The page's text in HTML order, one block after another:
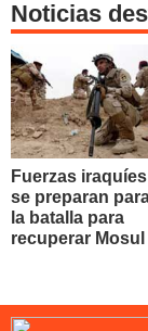
Noticias
Fuerzas iraquíes
se preparan
la batalla para
recuperar Mosul